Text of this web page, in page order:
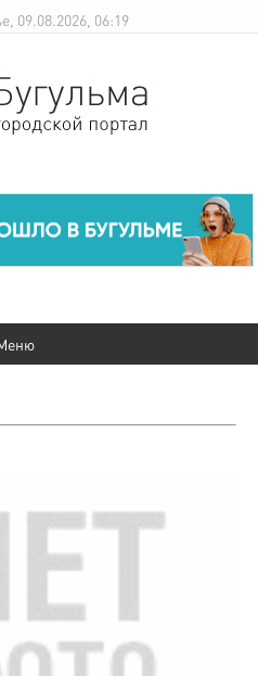
09.08.2026, 06:19